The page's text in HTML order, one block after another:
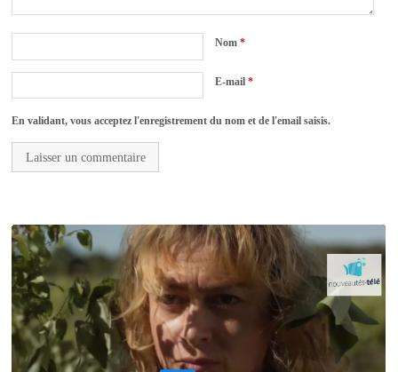
Nom*
E-mail*
En validant, vous acceptez l'enregistrement du nom et de l'email saisis.